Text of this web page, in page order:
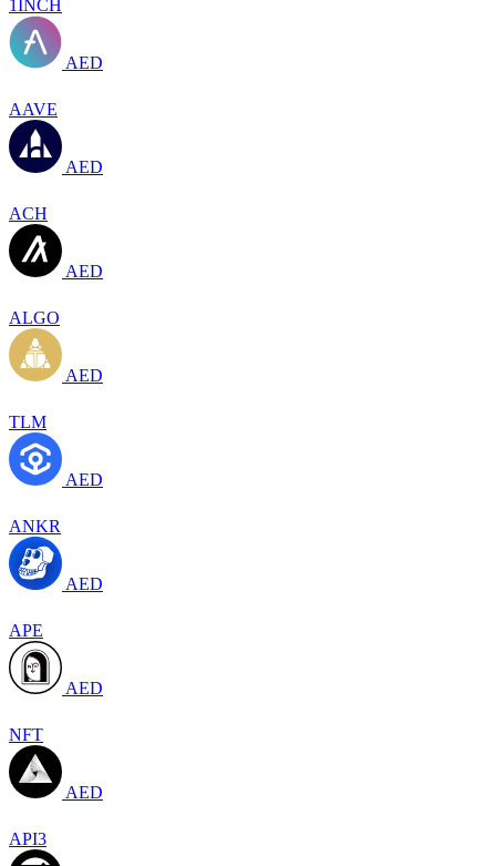
1INCH
AED
AAVE
AED
ACH
AED
ALGO
AED
TLM
AED
ANKR
AED
APE
AED
NFT
AED
API3